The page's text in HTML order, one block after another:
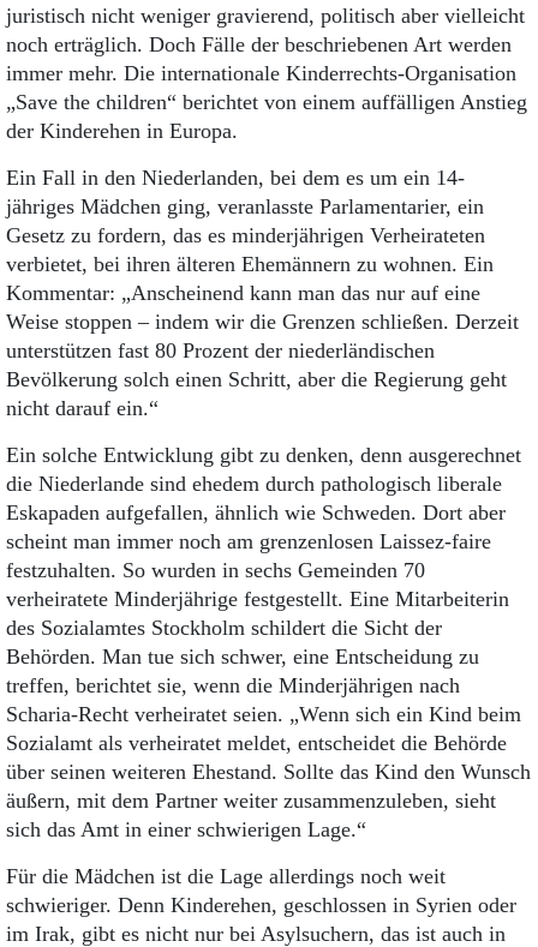
juristisch nicht weniger gravierend, politisch aber vielleicht
noch erträglich. Doch Fälle der beschriebenen Art werden
immer mehr. Die internationale Kinderrechts-Organisation
„Save the children“ berichtet von einem auffälligen Anstieg
der Kinderehen in Europa.
Ein Fall in den Niederlanden, bei dem es um ein 14-
jähriges Mädchen ging, veranlasste Parlamentarier, ein
Gesetz zu fordern, das es minderjährigen Verheirateten
verbietet, bei ihren älteren Ehemännern zu wohnen. Ein
Kommentar: „Anscheinend kann man das nur auf eine
Weise stoppen – indem wir die Grenzen schließen. Derzeit
unterstützen fast 80 Prozent der niederländischen
Bevölkerung solch einen Schritt, aber die Regierung geht
nicht darauf ein.“
Ein solche Entwicklung gibt zu denken, denn ausgerechnet
die Niederlande sind ehedem durch pathologisch liberale
Eskapaden aufgefallen, ähnlich wie Schweden. Dort aber
scheint man immer noch am grenzenlosen Laissez-faire
festzuhalten. So wurden in sechs Gemeinden 70
verheiratete Minderjährige festgestellt. Eine Mitarbeiterin
des Sozialamtes Stockholm schildert die Sicht der
Behörden. Man tue sich schwer, eine Entscheidung zu
treffen, berichtet sie, wenn die Minderjährigen nach
Scharia-Recht verheiratet seien. „Wenn sich ein Kind beim
Sozialamt als verheiratet meldet, entscheidet die Behörde
über seinen weiteren Ehestand. Sollte das Kind den Wunsch
äußern, mit dem Partner weiter zusammenzuleben, sieht
sich das Amt in einer schwierigen Lage.“
Für die Mädchen ist die Lage allerdings noch weit
schwieriger. Denn Kinderehen, geschlossen in Syrien oder
im Irak, gibt es nicht nur bei Asylsuchern, das ist auch in